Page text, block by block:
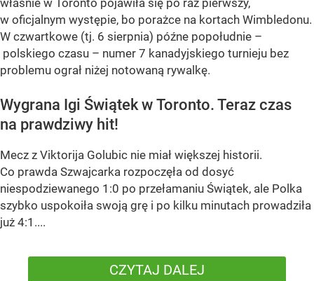
właśnie w Toronto pojawiła się po raz pierwszy,
w oficjalnym występie, bo porażce na kortach Wimbledonu.
W czwartkowe (tj. 6 sierpnia) późne popołudnie –
polskiego czasu – numer 7 kanadyjskiego turnieju bez
problemu ograł niżej notowaną rywalkę.
Wygrana Igi Świątek w Toronto. Teraz czas
na prawdziwy hit!
Mecz z Viktorija Golubic nie miał większej historii.
Co prawda Szwajcarka rozpoczęła od dosyć
niespodziewanego 1:0 po przełamaniu Świątek, ale Polka
szybko uspokoiła swoją grę i po kilku minutach prowadziła
już 4:1....
CZYTAJ DALEJ